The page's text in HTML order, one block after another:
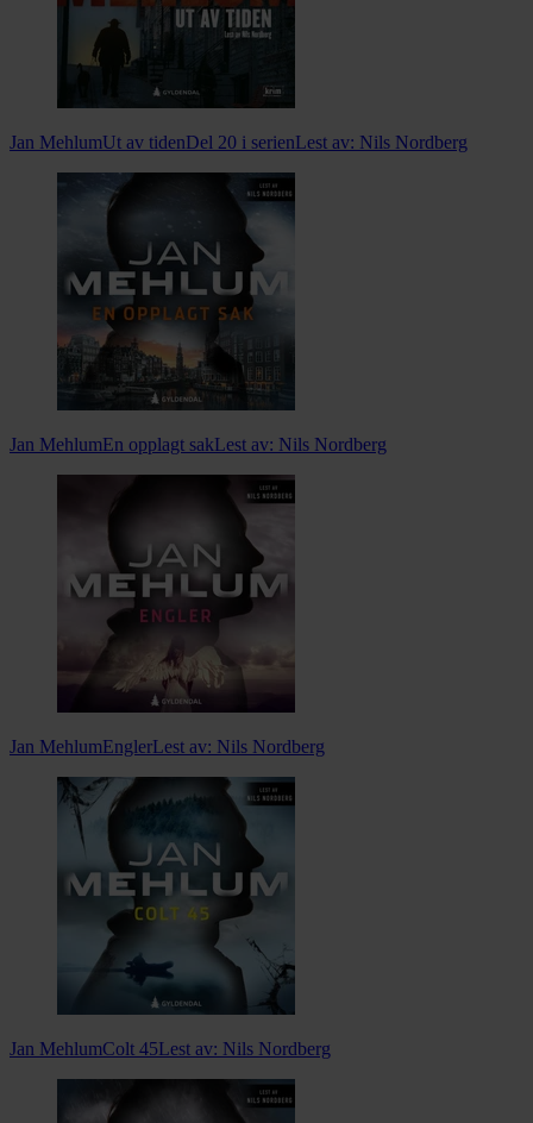
Jan MehlumUt av tidenDel 20 i serienLest av: Nils Nordberg
Jan MehlumEn opplagt sakLest av: Nils Nordberg
Jan MehlumEnglerLest av: Nils Nordberg
Jan MehlumColt 45Lest av: Nils Nordberg